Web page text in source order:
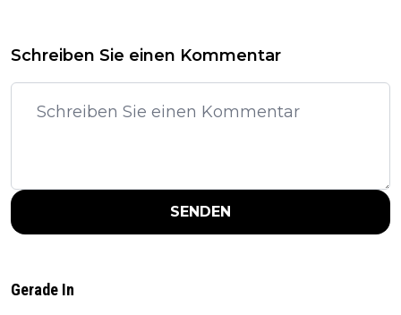
Schreiben Sie einen Kommentar
SENDEN
Gerade In